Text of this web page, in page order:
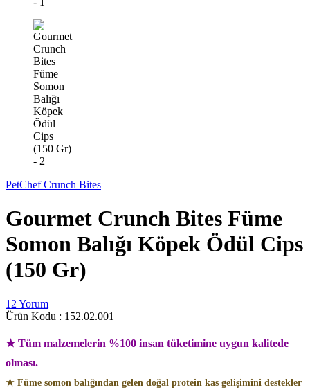
PetChef Crunch Bites
Gourmet Crunch Bites Füme
Somon Balığı Köpek Ödül Cips
(150 Gr)
12 Yorum
Ürün Kodu : 152.02.001
★ Tüm malzemelerin %100 insan tüketimine uygun kalitede
olması.
★ Füme somon balığından gelen doğal protein kas gelişimini destekler